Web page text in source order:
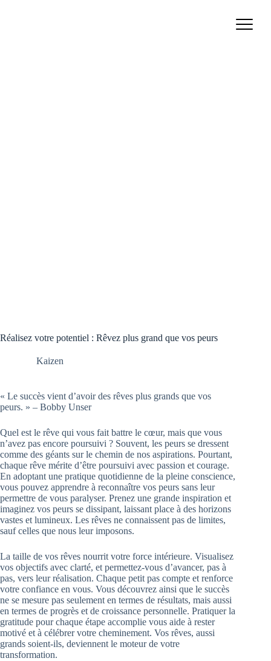
Réalisez votre potentiel : Rêvez plus grand que vos peurs
Kaizen
« Le succès vient d’avoir des rêves plus grands que vos
peurs. » – Bobby Unser
Quel est le rêve qui vous fait battre le cœur, mais que vous
n’avez pas encore poursuivi ? Souvent, les peurs se dressent
comme des géants sur le chemin de nos aspirations. Pourtant,
chaque rêve mérite d’être poursuivi avec passion et courage.
En adoptant une pratique quotidienne de la pleine conscience,
vous pouvez apprendre à reconnaître vos peurs sans leur
permettre de vous paralyser. Prenez une grande inspiration et
imaginez vos peurs se dissipant, laissant place à des horizons
vastes et lumineux. Les rêves ne connaissent pas de limites,
sauf celles que nous leur imposons.
La taille de vos rêves nourrit votre force intérieure. Visualisez
vos objectifs avec clarté, et permettez-vous d’avancer, pas à
pas, vers leur réalisation. Chaque petit pas compte et renforce
votre confiance en vous. Vous découvrez ainsi que le succès
ne se mesure pas seulement en termes de résultats, mais aussi
en termes de progrès et de croissance personnelle. Pratiquer la
gratitude pour chaque étape accomplie vous aide à rester
motivé et à célébrer votre cheminement. Vos rêves, aussi
grands soient-ils, deviennent le moteur de votre
transformation.